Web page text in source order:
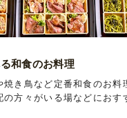
和食のお料理
焼き鳥など定番和食のお料
方々がいる場などにおす